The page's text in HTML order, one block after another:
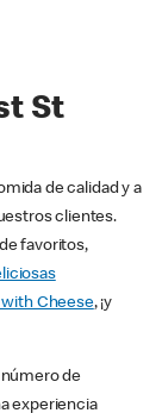
St
de calidad y a
clientes.
de favoritos,
Cheese, ¡y
de
experiencia